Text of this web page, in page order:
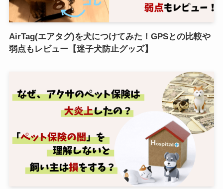
AirTag(エアタグ)を犬につけてみた！GPSとの比較や
弱点もレビュー【迷子犬防止グッズ】